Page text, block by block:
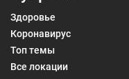
Здоровье
Коронавирус
Топ темы
Все локации